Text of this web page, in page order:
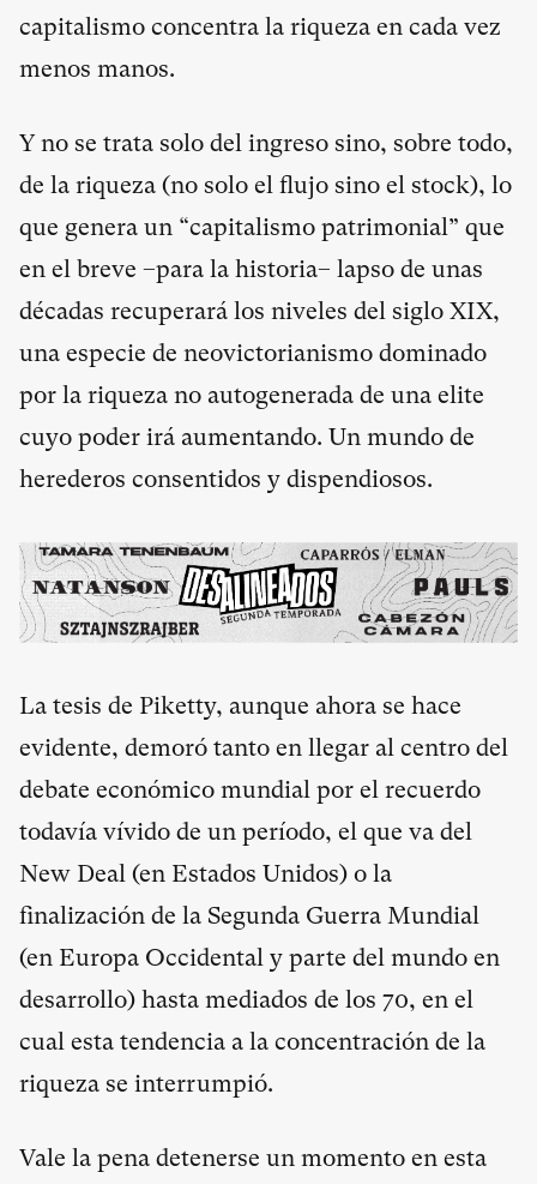
capitalismo concentra la riqueza en cada vez
menos manos.
Y no se trata solo del ingreso sino, sobre todo,
de la riqueza (no solo el flujo sino el stock), lo
que genera un “capitalismo patrimonial” que
en el breve –para la historia– lapso de unas
décadas recuperará los niveles del siglo XIX,
una especie de neovictorianismo dominado
por la riqueza no autogenerada de una elite
cuyo poder irá aumentando. Un mundo de
herederos consentidos y dispendiosos.
La tesis de Piketty, aunque ahora se hace
evidente, demoró tanto en llegar al centro del
debate económico mundial por el recuerdo
todavía vívido de un período, el que va del
New Deal (en Estados Unidos) o la
finalización de la Segunda Guerra Mundial
(en Europa Occidental y parte del mundo en
desarrollo) hasta mediados de los 70, en el
cual esta tendencia a la concentración de la
riqueza se interrumpió.
Vale la pena detenerse un momento en esta